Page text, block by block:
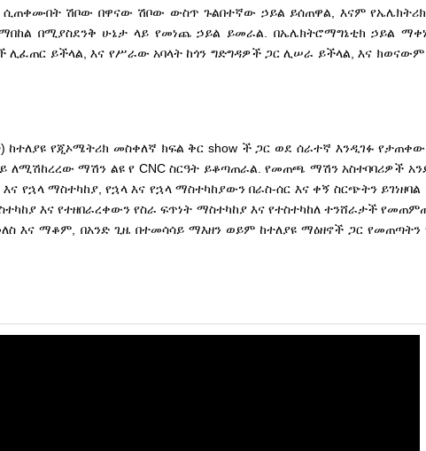
ሲጠቀሙበት ሽቦው በዋናው ሽቦው ውስጥ ጉልበተኛው ኃይል ይሰጠዋል, እናም
በሚያስደንቅ ሁኔታ ላይ የመነጨ ኃይል ይመራል. በኤሌክትሮማግኔቲክ ኃይል
ሊፈጠር ይችላል, እና የሥራው አባላት ከጎን ግድግዳዎች ጋር ሊሠራ ይችላል, እና
የጂኦሜትሪክ መስቀለኛ ክፍል ቅር show ች ጋር ወደ ሰራተኛ እንዲገፉ
ማሽን ልዩ የ CNC ስርዓት ይቆጣጠራል. የመጠጫ ማሽን አስተባባሪዎች
እና የኋላ ማስተካከያ, የኋላ እና የኋላ ማስተካከያውን በራስ-ሰር እና ቀኝ ስርጭትን ይገነዘባል
እና የተዘበራረቀውን የስራ ፍጥነት ማስተካከያ እና የተስተካከለ ተንሸራታች
እና ማቆም, በአንድ ጊዜ በተመሳሳይ ማእዘን ወይም ከተለያዩ ማዕዘኖች ጋር